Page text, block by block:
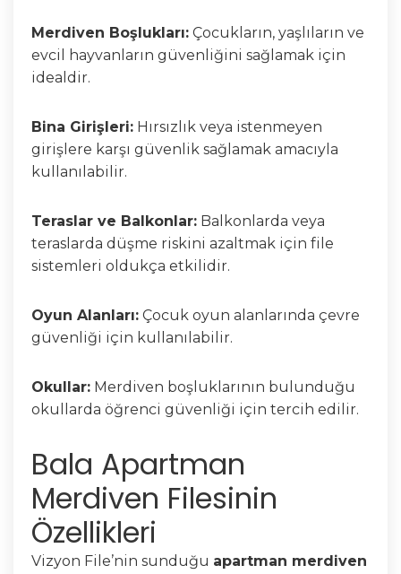
Merdiven Boşlukları: Çocukların, yaşlıların ve
evcil hayvanların güvenliğini sağlamak için
idealdir.
Bina Girişleri: Hırsızlık veya istenmeyen
girişlere karşı güvenlik sağlamak amacıyla
kullanılabilir.
Teraslar ve Balkonlar: Balkonlarda veya
teraslarda düşme riskini azaltmak için file
sistemleri oldukça etkilidir.
Oyun Alanları: Çocuk oyun alanlarında çevre
güvenliği için kullanılabilir.
Okullar: Merdiven boşluklarının bulunduğu
okullarda öğrenci güvenliği için tercih edilir.
Bala Apartman
Merdiven Filesinin
Özellikleri
Vizyon File’nin sunduğu apartman merdiven